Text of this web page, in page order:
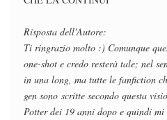
Risposta dell'Autore:
Ti ringrazio molto :) Comunque
one-shot e credo resterà tale; nel
in una long, ma tutte le fanfiction
gen sono scritte secondo questa
Potter dei 19 anni dopo e quindi mi